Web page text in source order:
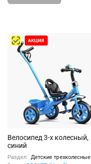
Велосипед 3-х колесный,
синий
Раздел: Детские трехколесные